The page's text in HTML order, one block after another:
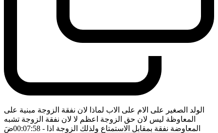
الولد الصغير على الام على الاب لماذا لان نفقة الزوجة مبنية على
المعاوظة ليس لان حق الزوجة اعظم لا لان نفقة الزوجة تشبه
المعاوضة نفقة بمقابل الاستمتاع ولذلك الزوجة اذا - 00:07:58 ضَ